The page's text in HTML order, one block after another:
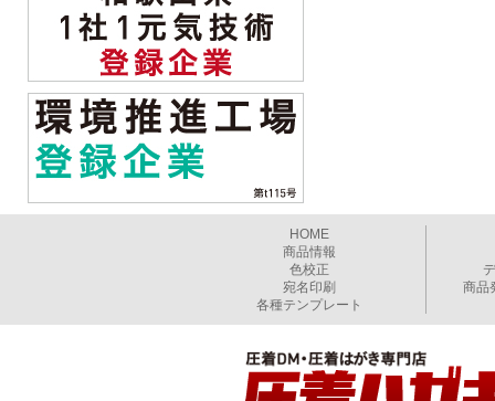
HOME
商品情報
色校正
宛名印刷
各種テンプレート
商品